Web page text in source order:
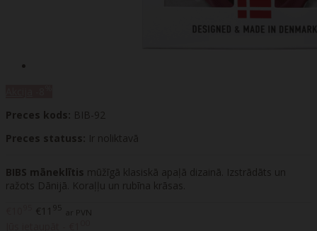
Preces kods: BIB-92
Preces statuss: Ir noliktavā
BIBS māneklītis mūžīgā klasiskā apaļā dizainā. Izstrādāts un
ražots Dānijā. Koraļļu un rubīna krāsas.
€11 95 ar PVN